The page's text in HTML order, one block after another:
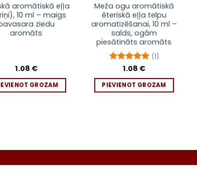
aromātiskā eļļa
10 ml – maigs
ziedu
aromāts
1.08 €
GROZAM
Meža ogu aromātiskā
ēteriskā eļļa telpu
aromatizēšanai, 10 ml –
salds, ogām
piesātināts aromāts
Novērtēts
(1)
1.08 €
PIEVIENOT GROZAM